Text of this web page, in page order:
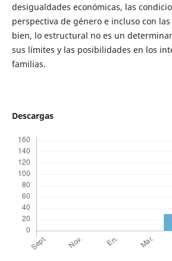
desigualdades económicas, las
perspectiva de género e incluso con
bien, lo estructural no es un
sus límites y las posibilidades en los
familias.
Descargas